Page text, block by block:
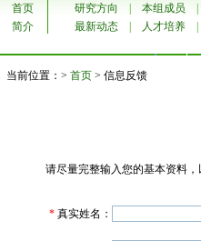
首页 研究方向 本组成员
简介
最新动态 人才培养
当前位置：> 首页 > 信息反馈
请尽量完整输入您的基本资料
* 真实姓名：